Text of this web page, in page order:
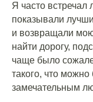
Я часто
показывали
и возвращали
найти дорогу,
чаще было
такого, что
замечательным